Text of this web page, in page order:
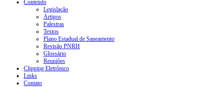
Conteúdo
Legislação
Artigos
Palestras
Textos
Plano Estadual de Saneamento
Revisão PNRH
Glossário
Reuniões
Clipping Eletrônico
Links
Contato